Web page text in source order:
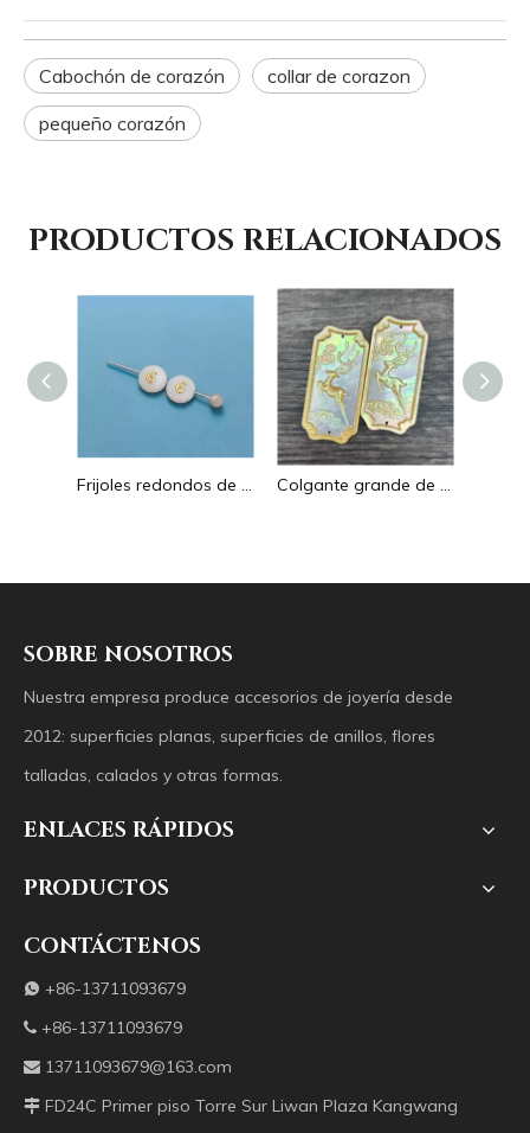
Cabochón de corazón
collar de corazon
pequeño corazón
PRODUCTOS RELACIONADOS
Frijoles redondos de nácar Natural para diseño de collar, corte de letras, cabujón de tamaño pequeño, fabricación de pulseras, concha de diseño Colgante grande de nácar Natural con imagen de animal, cuadrado de corte para collar con cabujón de diseño en relieve de concha amarilla
SOBRE NOSOTROS
Nuestra empresa produce accesorios de joyería desde
2012: superficies planas, superficies de anillos, flores
talladas, calados y otras formas.
ENLACES RÁPIDOS
PRODUCTOS
CONTÁCTENOS
 +86-13711093679
 +86-13711093679
 13711093679@163.com
 FD24C Primer piso Torre Sur Liwan Plaza Kangwang